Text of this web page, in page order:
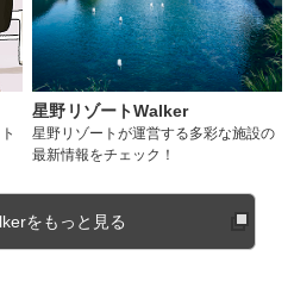
星野リゾートWalker
星野リゾートが運営する多彩な施設の
最新情報をチェック！
をもっと見る